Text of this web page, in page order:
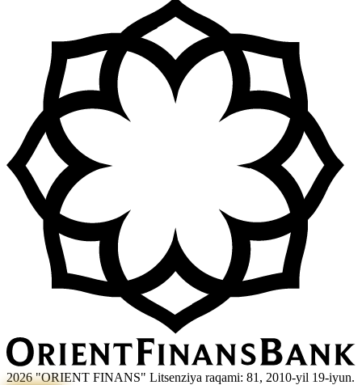
2026 "ORIENT FINANS" Litsenziya raqami: 81, 2010-yil 19-iyun.